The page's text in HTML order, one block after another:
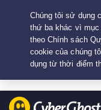
Your choice:The